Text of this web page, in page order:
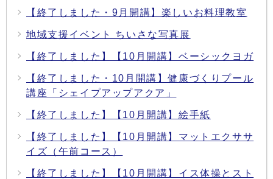
【終了しました・9月開講】楽しいお料理教室
地域支援イベント ちいさな写真展
【終了しました】【10月開講】ベーシックヨガ
【終了しました・10月開講】健康づくりプール
講座「シェイプアップアクア」
【終了しました】【10月開講】絵手紙
【終了しました】【10月開講】マットエクササ
イズ（午前コース）
【終了しました】【10月開講】イス体操とスト